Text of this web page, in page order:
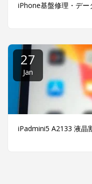
iPhone基盤修理・デー
27
Jan
iPadmini5 A2133 液晶